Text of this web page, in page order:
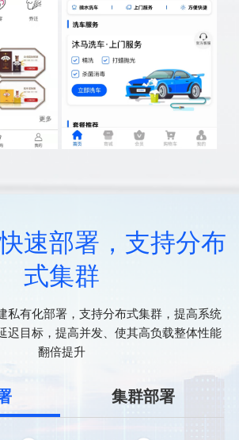
速部署，支持分布
式集群
私有化部署，支持分布式集群，提高系统
迟目标，提高并发、使其高负载整体性能
翻倍提升
集群部署